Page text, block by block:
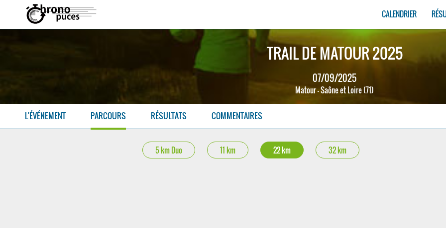
CALENDRIER
TRAIL DE MATOUR 2025
07/09/2025
Matour - Saône et Loire (71)
L'ÉVÉNEMENT PARCOURS RÉSULTATS COMMENTAIRES
5 km Duo 11 km 22 km 32 km